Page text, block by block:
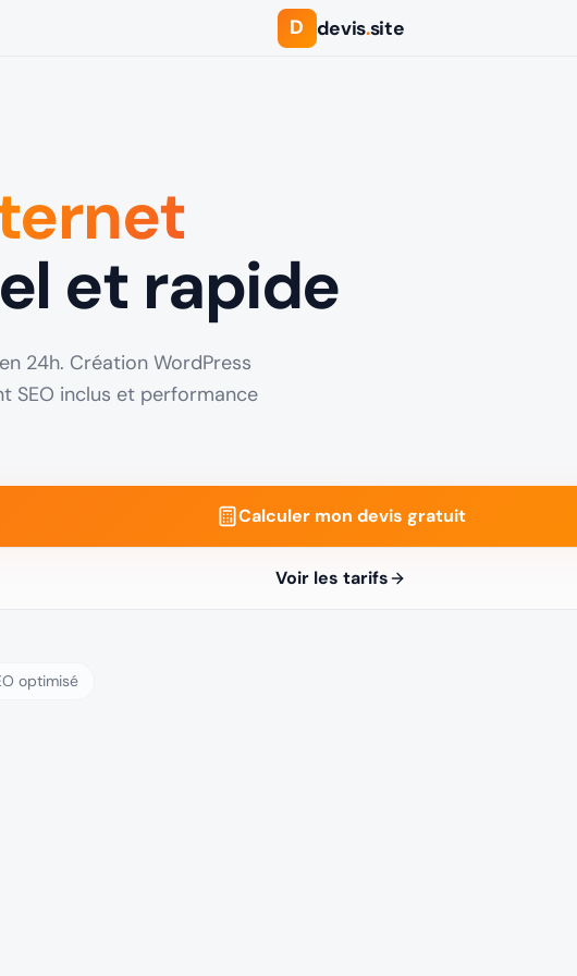
D devis.site
et rapide
24h. Création WordPress
SEO inclus et performance
Calculer mon devis gratuit
Voir les tarifs
optimisé